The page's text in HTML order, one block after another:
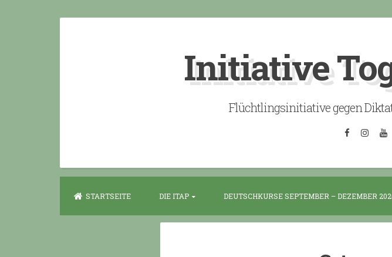
Initiative
Flüchtlingsinitiative gegen
Facebook
STARTSEITE DIE ITAP DEUTSCHKURSE SEPTEMBER – DEZEMBER